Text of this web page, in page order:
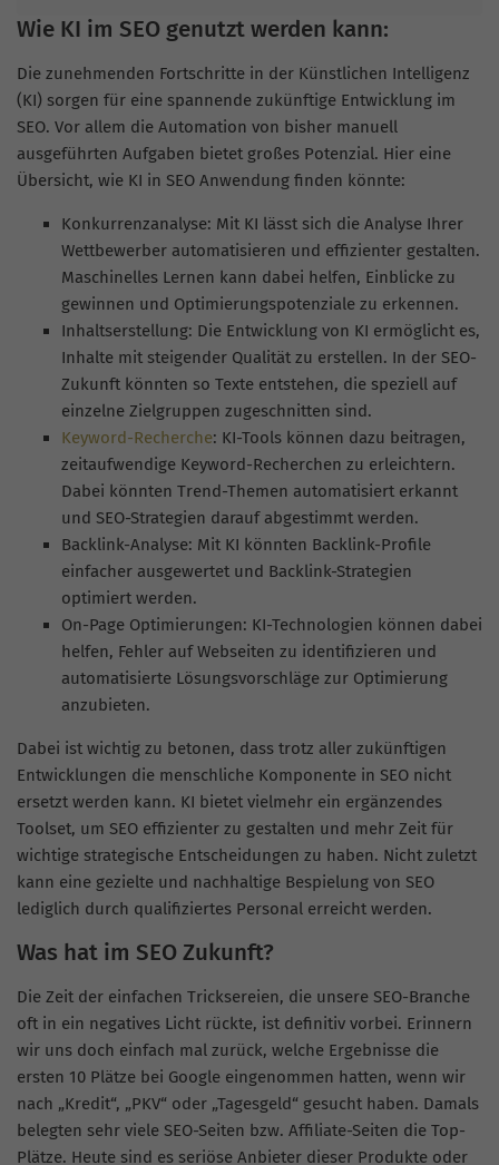
Wie KI im SEO genutzt werden kann:
Die zunehmenden Fortschritte in der Künstlichen Intelligenz
(KI) sorgen für eine spannende zukünftige Entwicklung im
SEO. Vor allem die Automation von bisher manuell
ausgeführten Aufgaben bietet großes Potenzial. Hier eine
Übersicht, wie KI in SEO Anwendung finden könnte:
Konkurrenzanalyse: Mit KI lässt sich die Analyse Ihrer
Wettbewerber automatisieren und effizienter gestalten.
Maschinelles Lernen kann dabei helfen, Einblicke zu
gewinnen und Optimierungspotenziale zu erkennen.
Inhaltserstellung: Die Entwicklung von KI ermöglicht es,
Inhalte mit steigender Qualität zu erstellen. In der SEO-
Zukunft könnten so Texte entstehen, die speziell auf
einzelne Zielgruppen zugeschnitten sind.
Keyword-Recherche: KI-Tools können dazu beitragen,
zeitaufwendige Keyword-Recherchen zu erleichtern.
Dabei könnten Trend-Themen automatisiert erkannt
und SEO-Strategien darauf abgestimmt werden.
Backlink-Analyse: Mit KI könnten Backlink-Profile
einfacher ausgewertet und Backlink-Strategien
optimiert werden.
On-Page Optimierungen: KI-Technologien können dabei
helfen, Fehler auf Webseiten zu identifizieren und
automatisierte Lösungsvorschläge zur Optimierung
anzubieten.
Dabei ist wichtig zu betonen, dass trotz aller zukünftigen
Entwicklungen die menschliche Komponente in SEO nicht
ersetzt werden kann. KI bietet vielmehr ein ergänzendes
Toolset, um SEO effizienter zu gestalten und mehr Zeit für
wichtige strategische Entscheidungen zu haben. Nicht zuletzt
kann eine gezielte und nachhaltige Bespielung von SEO
lediglich durch qualifiziertes Personal erreicht werden.
Was hat im SEO Zukunft?
Die Zeit der einfachen Tricksereien, die unsere SEO-Branche
oft in ein negatives Licht rückte, ist definitiv vorbei. Erinnern
wir uns doch einfach mal zurück, welche Ergebnisse die
ersten 10 Plätze bei Google eingenommen hatten, wenn wir
nach „Kredit“, „PKV“ oder „Tagesgeld“ gesucht haben. Damals
belegten sehr viele SEO-Seiten bzw. Affiliate-Seiten die Top-
Plätze. Heute sind es seriöse Anbieter dieser Produkte oder